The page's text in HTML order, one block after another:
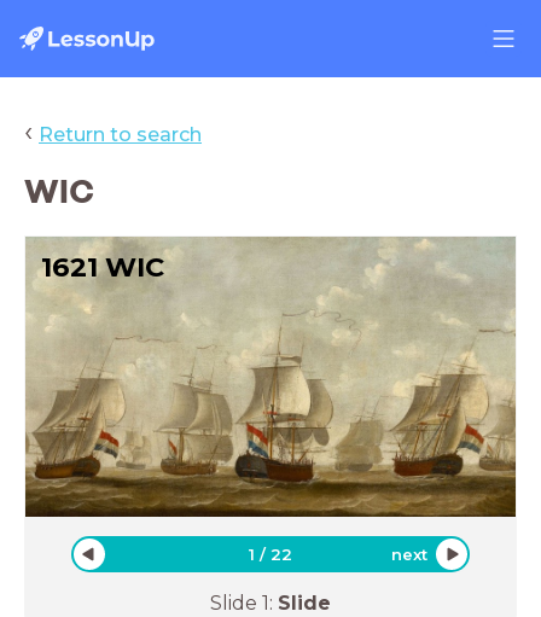
‹ Return to search
WIC
1621 WIC
1 /22 next
Slide 1: Slide